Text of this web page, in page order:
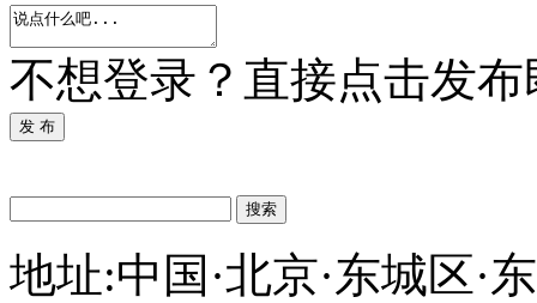
不想登录？直接点击发
发 布
搜索
地址:中国·北京·东城区·